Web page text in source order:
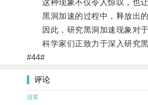
这种现象不仅令人惊叹，也让
黑洞加速的过程中，释放出的
因此，研究黑洞加速现象对于
科学家们正致力于深入研究黑
#44#
评论
游客